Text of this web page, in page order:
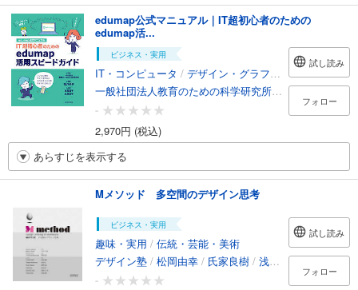
edumap公式マニュアル｜IT超初心者のための
edumap活...
ビジネス・実用
IT・コンピュータ / デザイン・グラフィックス
一般社団法人教育のための科学研究所
/ 新井紀子/合田
-
2,970円 (税込)
試し読み
フォロー
あらすじを表示する
Mメソッド 多空間のデザイン思考
ビジネス・実用
趣味・実用 / 伝統・芸能・美術
デザイン塾 / 松岡由幸 / 氏家良樹 / 浅沼尚 /高野修治/
-
試し読み
フォロー